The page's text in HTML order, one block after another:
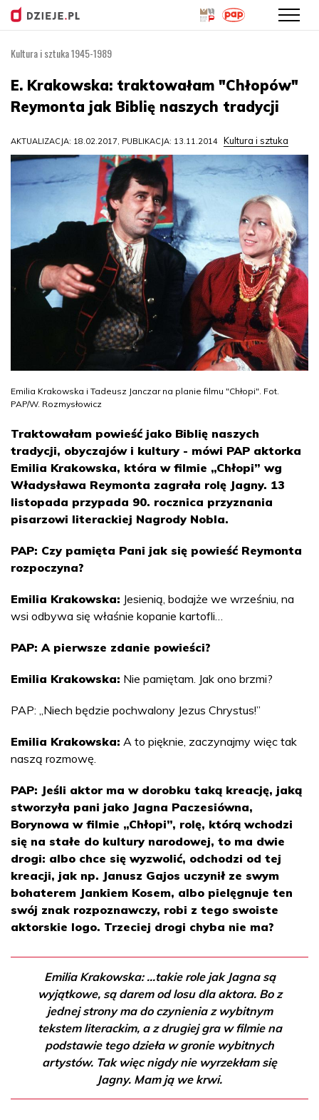
treści
Kultura i sztuka 1945-1989
E. Krakowska: traktowałam "Chłopów"
Reymonta jak Biblię naszych tradycji
AKTUALIZACJA: 18.02.2017, PUBLIKACJA: 13.11.2014 Kultura i sztuka
Emilia Krakowska i Tadeusz Janczar na planie filmu "Chłopi". Fot.
PAP/W. Rozmysłowicz
Traktowałam powieść jako Biblię naszych
tradycji, obyczajów i kultury - mówi PAP aktorka
Emilia Krakowska, która w filmie „Chłopi” wg
Władysława Reymonta zagrała rolę Jagny. 13
listopada przypada 90. rocznica przyznania
pisarzowi literackiej Nagrody Nobla.
PAP: Czy pamięta Pani jak się powieść Reymonta
rozpoczyna?
Emilia Krakowska: Jesienią, bodajże we wrześniu, na
wsi odbywa się właśnie kopanie kartofli…
PAP: A pierwsze zdanie powieści?
Emilia Krakowska: Nie pamiętam. Jak ono brzmi?
PAP: „Niech będzie pochwalony Jezus Chrystus!”
Emilia Krakowska: A to pięknie, zaczynajmy więc tak
naszą rozmowę.
PAP: Jeśli aktor ma w dorobku taką kreację, jaką
stworzyła pani jako Jagna Paczesiówna,
Borynowa w filmie „Chłopi”, rolę, którą wchodzi
się na stałe do kultury narodowej, to ma dwie
drogi: albo chce się wyzwolić, odchodzi od tej
kreacji, jak np. Janusz Gajos uczynił ze swym
bohaterem Jankiem Kosem, albo pielęgnuje ten
swój znak rozpoznawczy, robi z tego swoiste
aktorskie logo. Trzeciej drogi chyba nie ma?
Emilia Krakowska: ...takie role jak Jagna są
wyjątkowe, są darem od losu dla aktora. Bo z
jednej strony ma do czynienia z wybitnym
tekstem literackim, a z drugiej gra w filmie na
podstawie tego dzieła w gronie wybitnych
artystów. Tak więc nigdy nie wyrzekłam się
Jagny. Mam ją we krwi.